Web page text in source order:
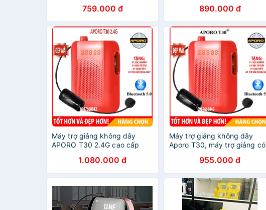
USB-Thẻ nhớ-Đài FM (1 bộ)
(tặng mic 169k)
759.000 đ
Rõ, Hỗ Trợ Thẻ Nhớ, USB
890.000 đ
Máy trợ giảng không dây
APORO T30 2.4G cao cấp
1.080.000 đ
Máy trợ giảng không dây
Aporo T30, máy trợ giảng có
955.000 đ